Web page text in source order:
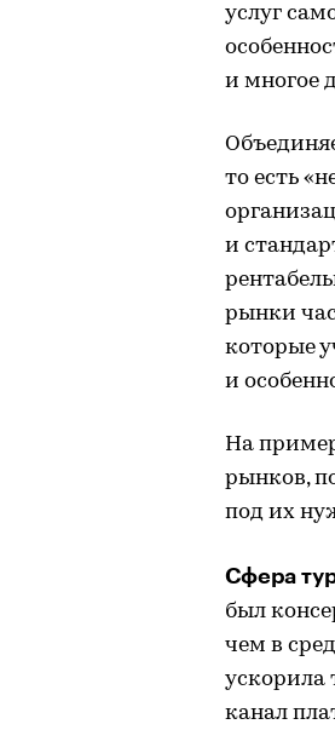
услуг
и многое
то есть
и
рынки
которые
и
На
рынков,
под их
Сфера
был
чем в
ускорила
канал